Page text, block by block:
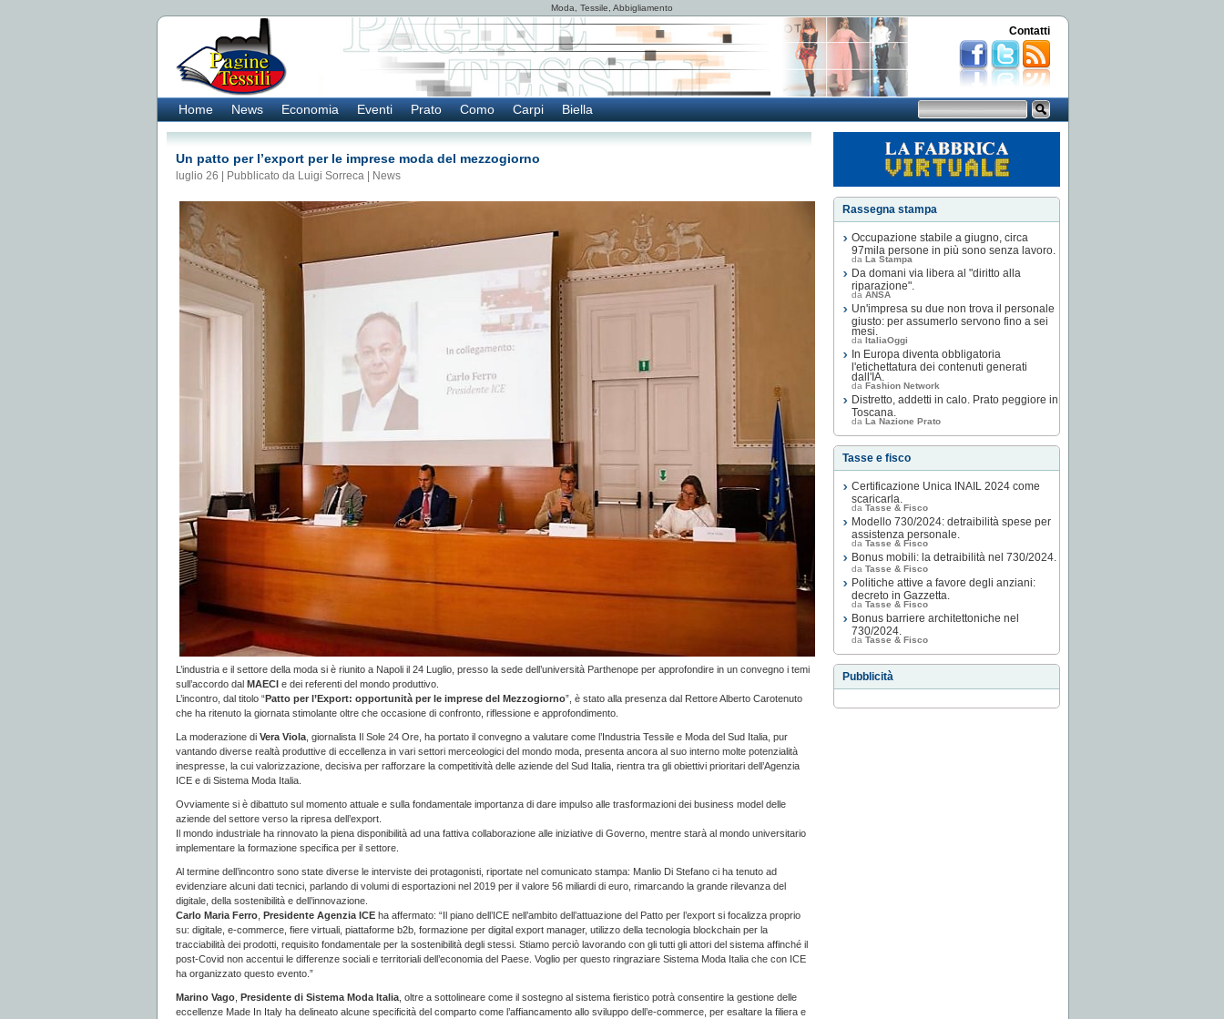
Moda, Tessile, Abbigliamento
Contatti
Home News Economia Eventi Prato Como Carpi Biella
Un patto per l’export per le imprese moda del mezzogiorno
luglio 26 | Pubblicato da Luigi Sorreca | News
L’industria e il settore della moda si è riunito a Napoli il 24 Luglio, presso la sede dell’università Parthenope per approfondire in un convegno i temi
sull’accordo dal MAECI e dei referenti del mondo produttivo.
L’incontro, dal titolo “Patto per l’Export: opportunità per le imprese del Mezzogiorno”, è stato alla presenza dal Rettore Alberto Carotenuto
che ha ritenuto la giornata stimolante oltre che occasione di confronto, riflessione e approfondimento.
La moderazione di Vera Viola , giornalista Il Sole 24 Ore, ha portato il convegno a valutare come l’Industria Tessile e Moda del Sud Italia, pur
vantando diverse realtà produttive di eccellenza in vari settori merceologici del mondo moda, presenta ancora al suo interno molte potenzialità
inespresse, la cui valorizzazione, decisiva per rafforzare la competitività delle aziende del Sud Italia, rientra tra gli obiettivi prioritari dell’Agenzia
ICE e di Sistema Moda Italia.
Ovviamente si è dibattuto sul momento attuale e sulla fondamentale importanza di dare impulso alle trasformazioni dei business model delle
aziende del settore verso la ripresa dell’export.
Il mondo industriale ha rinnovato la piena disponibilità ad una fattiva collaborazione alle iniziative di Governo, mentre starà al mondo universitario
implementare la formazione specifica per il settore.
Al termine dell’incontro sono state diverse le interviste dei protagonisti, riportate nel comunicato stampa: Manlio Di Stefano ci ha tenuto ad
evidenziare alcuni dati tecnici, parlando di volumi di esportazioni nel 2019 per il valore 56 miliardi di euro, rimarcando la grande rilevanza del
digitale, della sostenibilità e dell’innovazione.
Carlo Maria Ferro Presidente Agenzia ICE ha affermato: “Il piano dell’ICE nell’ambito dell’attuazione del Patto per l’export si focalizza proprio
su: digitale, e-commerce, fiere virtuali, piattaforme b2b, formazione per digital export manager, utilizzo della tecnologia blockchain per la
tracciabilità dei prodotti, requisito fondamentale per la sostenibilità degli stessi. Stiamo perciò lavorando con gli tutti gli attori del sistema affinché il
post-Covid non accentui le differenze sociali e territoriali dell’economia del Paese. Voglio per questo ringraziare Sistema Moda Italia che con ICE
ha organizzato questo evento.”
Marino Vago Presidente di Sistema Moda Italia , oltre a sottolineare come il sostegno al sistema fieristico potrà consentire la gestione delle
eccellenze Made In Italy ha delineato alcune specificità del comparto come l’affiancamento allo sviluppo dell’e-commerce, per esaltare la filiera e
Rassegna stampa
Occupazione stabile a giugno, circa
97mila persone in più sono senza lavoro.
da La Stampa
Da domani via libera al "diritto alla
riparazione".
da ANSA
Un'impresa su due non trova il personale
giusto: per assumerlo servono fino a sei
mesi.
da ItaliaOggi
In Europa diventa obbligatoria
l'etichettatura dei contenuti generati
dall'IA.
da Fashion Network
Distretto, addetti in calo. Prato peggiore in
Toscana.
da La Nazione Prato
Tasse e fisco
Certificazione Unica INAIL 2024 come
scaricarla.
da Tasse & Fisco
Modello 730/2024: detraibilità spese per
assistenza personale.
da Tasse & Fisco
Bonus mobili: la detraibilità nel 730/2024.
da Tasse & Fisco
Politiche attive a favore degli anziani:
decreto in Gazzetta.
da Tasse & Fisco
Bonus barriere architettoniche nel
730/2024.
da Tasse & Fisco
Pubblicità